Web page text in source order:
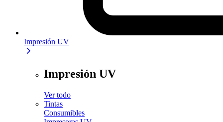
Impresión UV
Impresión UV
Ver todo
Tintas
Consumibles